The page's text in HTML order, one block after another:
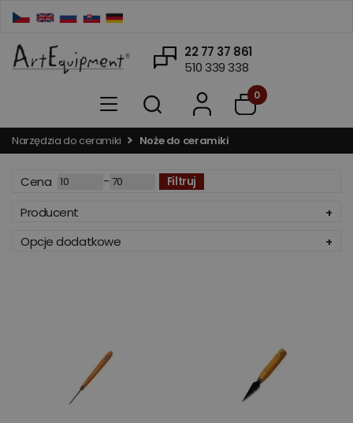
22 77 37 861
510 339 338
0
Narzędzia do ceramiki Noże do ceramiki
Cena - Filtruj
Producent
Opcje dodatkowe